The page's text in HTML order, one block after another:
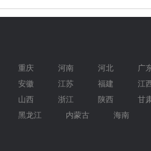
重庆 河南 河北
广
安徽 江苏 福建
江
山西 浙江 陕西
甘
黑龙江 内蒙古
海南